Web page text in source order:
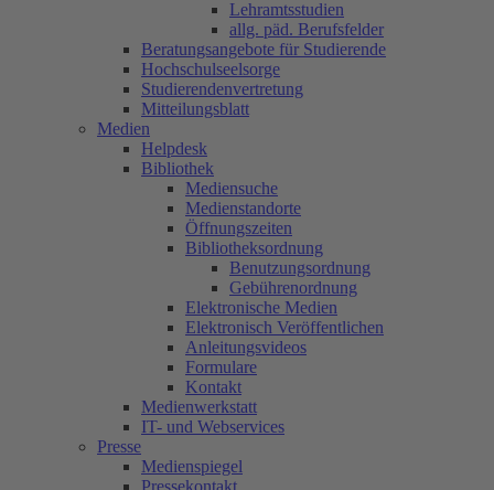
Lehramtsstudien
allg. päd. Berufsfelder
Beratungsangebote für Studierende
Hochschulseelsorge
Studierendenvertretung
Mitteilungsblatt
Medien
Helpdesk
Bibliothek
Mediensuche
Medienstandorte
Öffnungszeiten
Bibliotheksordnung
Benutzungsordnung
Gebührenordnung
Elektronische Medien
Elektronisch Veröffentlichen
Anleitungsvideos
Formulare
Kontakt
Medienwerkstatt
IT- und Webservices
Presse
Medienspiegel